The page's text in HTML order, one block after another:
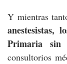
Y mientras
anestesistas,
Primaria sin
consultorios